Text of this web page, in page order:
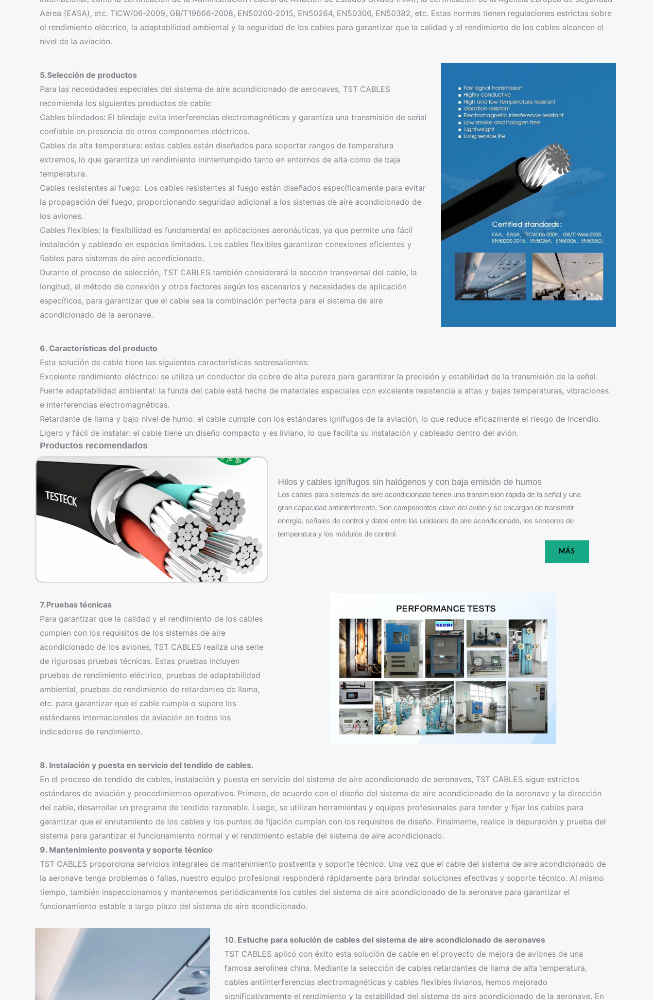
Aérea (EASA), etc. TICW/06-2009, GB/T19666-2008, EN50200-2015, EN50264, EN50306, EN50382, etc. Estas normas tienen regulaciones estrictas sobre
el rendimiento eléctrico, la adaptabilidad ambiental y la seguridad de los cables para garantizar que la calidad y el rendimiento de los cables alcancen el
nivel de la aviación.
5.Selección de productos
Para las necesidades especiales del sistema de aire acondicionado de aeronaves, TST CABLES
recomienda los siguientes productos de cable:
Cables blindados: El blindaje evita interferencias electromagnéticas y garantiza una transmisión de señal
confiable en presencia de otros componentes eléctricos.
Cables de alta temperatura: estos cables están diseñados para soportar rangos de temperatura
extremos, lo que garantiza un rendimiento ininterrumpido tanto en entornos de alta como de baja
temperatura.
Cables resistentes al fuego: Los cables resistentes al fuego están diseñados específicamente para evitar
la propagación del fuego, proporcionando seguridad adicional a los sistemas de aire acondicionado de
los aviones.
Cables flexibles: la flexibilidad es fundamental en aplicaciones aeronáuticas, ya que permite una fácil
instalación y cableado en espacios limitados. Los cables flexibles garantizan conexiones eficientes y
fiables para sistemas de aire acondicionado.
Durante el proceso de selección, TST CABLES también considerará la sección transversal del cable, la
longitud, el método de conexión y otros factores según los escenarios y necesidades de aplicación
específicos, para garantizar que el cable sea la combinación perfecta para el sistema de aire
acondicionado de la aeronave.
6. Características del producto
Esta solución de cable tiene las siguientes características sobresalientes:
Excelente rendimiento eléctrico: se utiliza un conductor de cobre de alta pureza para garantizar la precisión y estabilidad de la transmisión de la señal.
Fuerte adaptabilidad ambiental: la funda del cable está hecha de materiales especiales con excelente resistencia a altas y bajas temperaturas, vibraciones
e interferencias electromagnéticas.
Retardante de llama y bajo nivel de humo: el cable cumple con los estándares ignífugos de la aviación, lo que reduce eficazmente el riesgo de incendio.
Ligero y fácil de instalar: el cable tiene un diseño compacto y es liviano, lo que facilita su instalación y cableado dentro del avión.
Productos recomendados
Hilos y cables ignífugos sin halógenos y con baja emisión de humos
Los cables para sistemas de aire acondicionado tienen una transmisión rápida de la señal y una
gran capacidad antiinterferente. Son componentes clave del avión y se encargan de transmitir
energía, señales de control y datos entre las unidades de aire acondicionado, los sensores de
temperatura y los módulos de control.
MÁS
7.Pruebas técnicas
Para garantizar que la calidad y el rendimiento de los cables
cumplen con los requisitos de los sistemas de aire
acondicionado de los aviones, TST CABLES realiza una serie
de rigurosas pruebas técnicas. Estas pruebas incluyen
pruebas de rendimiento eléctrico, pruebas de adaptabilidad
ambiental, pruebas de rendimiento de retardantes de llama,
etc. para garantizar que el cable cumpla o supere los
estándares internacionales de aviación en todos los
indicadores de rendimiento.
8. Instalación y puesta en servicio del tendido de cables.
En el proceso de tendido de cables, instalación y puesta en servicio del sistema de aire acondicionado de aeronaves, TST CABLES sigue estrictos
estándares de aviación y procedimientos operativos. Primero, de acuerdo con el diseño del sistema de aire acondicionado de la aeronave y la dirección
del cable, desarrollar un programa de tendido razonable. Luego, se utilizan herramientas y equipos profesionales para tender y fijar los cables para
garantizar que el enrutamiento de los cables y los puntos de fijación cumplan con los requisitos de diseño. Finalmente, realice la depuración y prueba del
sistema para garantizar el funcionamiento normal y el rendimiento estable del sistema de aire acondicionado.
9. Mantenimiento posventa y soporte técnico
TST CABLES proporciona servicios integrales de mantenimiento postventa y soporte técnico. Una vez que el cable del sistema de aire acondicionado de
la aeronave tenga problemas o fallas, nuestro equipo profesional responderá rápidamente para brindar soluciones efectivas y soporte técnico. Al mismo
tiempo, también inspeccionamos y mantenemos periódicamente los cables del sistema de aire acondicionado de la aeronave para garantizar el
funcionamiento estable a largo plazo del sistema de aire acondicionado.
10. Estuche para solución de cables del sistema de aire acondicionado de aeronaves
TST CABLES aplicó con éxito esta solución de cable en el proyecto de mejora de aviones de una
famosa aerolínea china. Mediante la selección de cables retardantes de llama de alta temperatura,
cables antiinterferencias electromagnéticas y cables flexibles livianos, hemos mejorado
significativamente el rendimiento y la estabilidad del sistema de aire acondicionado de la aeronave. En